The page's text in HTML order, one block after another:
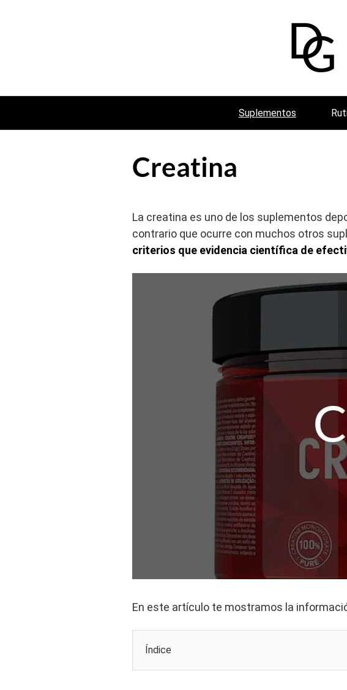
Suplementos
Creatina
La creatina es uno de los suplementos
contrario que ocurre con muchos otros
criterios que evidencia científica de
En este artículo te mostramos la
Índice